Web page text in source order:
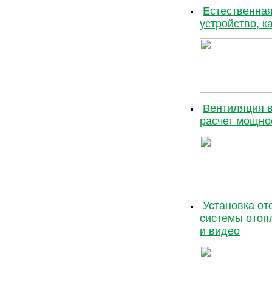
устройство,
Вентиляция
расчет
Установка
системы
и видео